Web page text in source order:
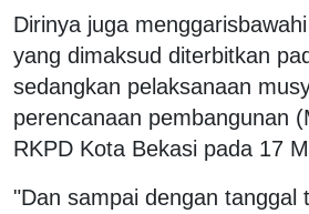
Dirinya juga
yang dimaksud diterbitkan
sedangkan pelaksanaan
perencanaan pembangunan
RKPD Kota Bekasi pada 17
"Dan sampai dengan tanggal